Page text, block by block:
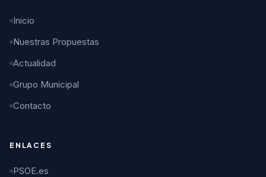
Inicio
Nuestras Propuestas
Actualidad
Grupo Municipal
Contacto
ENLACES
PSOE.es